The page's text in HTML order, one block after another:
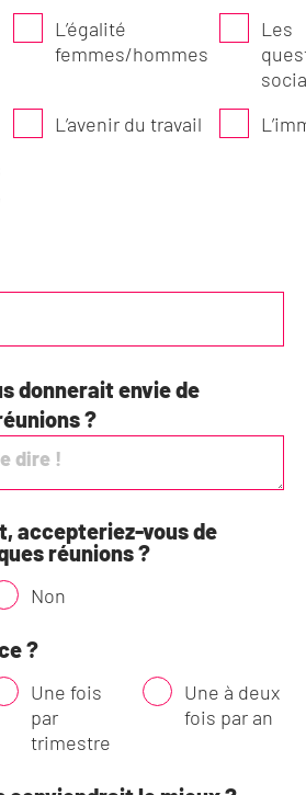
L’égalité
femmes/hommes
Les
L’avenir du travail
donnerait envie de
?
accepteriez-vous de
réunions ?
Non
?
Une fois
par
trimestre
Une à deux
fois par an